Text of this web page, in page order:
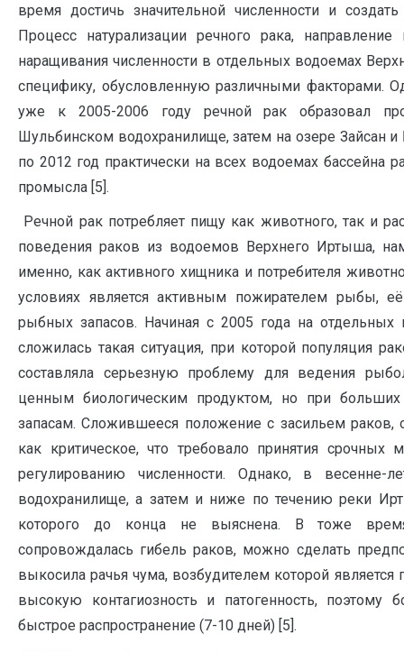
время достичь значительной численности и
Процесс натурализации речного рака,
наращивания численности в отдельных водоемах
специфику, обусловленную различными факторами.
уже к 2005-2006 году речной рак образовал
Шульбинском водохранилище, затем на озере Зайсан
по 2012 год практически на всех водоемах бассейна
промысла [5].
Речной рак потребляет пищу как животного, так и
поведения раков из водоемов Верхнего Иртыша,
именно, как активного хищника и потребителя
условиях является активным пожирателем рыбы,
рыбных запасов. Начиная с 2005 года на отдельных
сложилась такая ситуация, при которой популяция
составляла серьезную проблему для ведения
ценным биологическим продуктом, но при
запасам. Сложившееся положение с засильем раков,
как критическое, что требовало принятия
регулированию численности. Однако, в весенне-
водохранилище, а затем и ниже по течению реки
которого до конца не выяснена. В тоже
сопровождалась гибель раков, можно сделать
выкосила рачья чума, возбудителем которой
высокую контагиозность и патогенность, поэтому
быстрое распространение (7-10 дней) [5].